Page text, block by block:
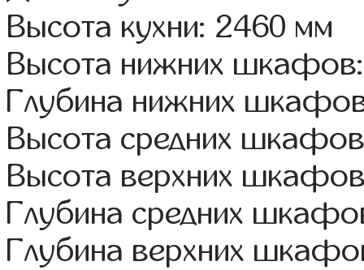
Высота кухни: 2460 мм
Высота нижних
Глубина нижних
Высота средних
Высота верхних
Глубина средних
Глубина верхних